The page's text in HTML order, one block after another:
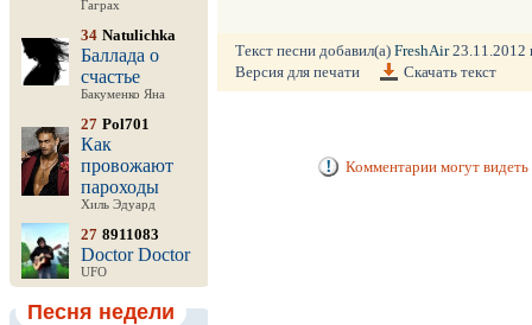
Гаграх
34 Natulichka
Баллада о
счастье
Бакуменко Яна
27 Pol701
Как
провожают
пароходы
Хиль Эдуард
27 8911083
Doctor Doctor
UFO
Песня недели
Текст песни добавил(а) FreshAir23.11.2012
Версия для печати
Скачать текст
Комментарии могут видеть